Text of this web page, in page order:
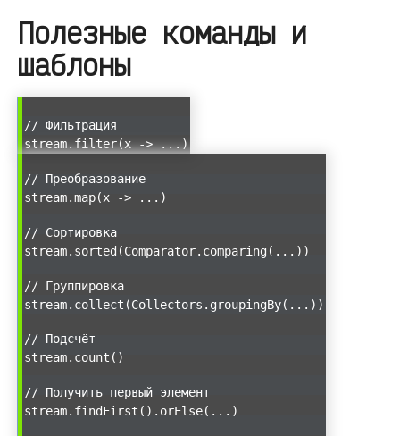
Полезные команды и
шаблоны
// Фильтрация
stream.filter(x -> ...)
// Преобразование
stream.map(x -> ...)
// Сортировка
stream.sorted(Comparator.comparing(...))
// Группировка
stream.collect(Collectors.groupingBy(...))
// Подсчёт
stream.count()
// Получить первый элемент
stream.findFirst().orElse(...)